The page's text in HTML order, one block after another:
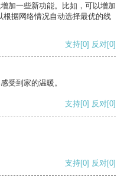
加一些新功能。比如，可以增加
据网络情况自动选择最优的线
支持[0] 反对[0]
受到家的温暖。
支持[0] 反对[0]
支持[0] 反对[0]